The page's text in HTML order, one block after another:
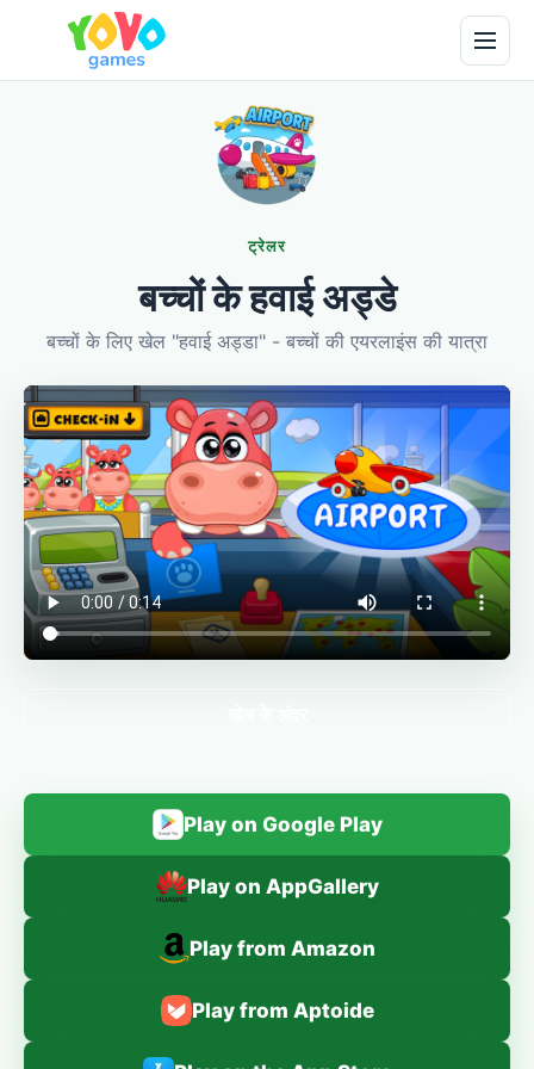
ट्रेलर
बच्चों के हवाई अड्डे
बच्चों के लिए खेल "हवाई अड्डा" - बच्चों की एयरलाइंस की यात्रा
Play on Google Play
Play on AppGallery
Play from Amazon
Play from Aptoide